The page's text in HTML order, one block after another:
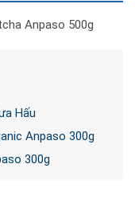
Anpaso 500g
Hấu
Anpaso 300g
300g